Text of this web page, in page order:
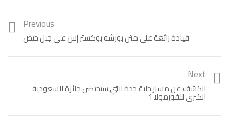
Previous
قيادة رائعة على متن بورشه بوكستر إس على جبل جيص
Next
الكشف عن مسار حلبة جدة التي ستحتضن جائزة السعودية
الكبرى للفورمولا 1